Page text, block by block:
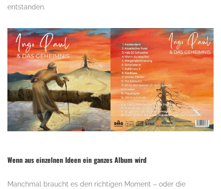
entstanden.
Wenn aus einzelnen Ideen ein ganzes Album wird
Manchmal braucht es den richtigen Moment – oder die